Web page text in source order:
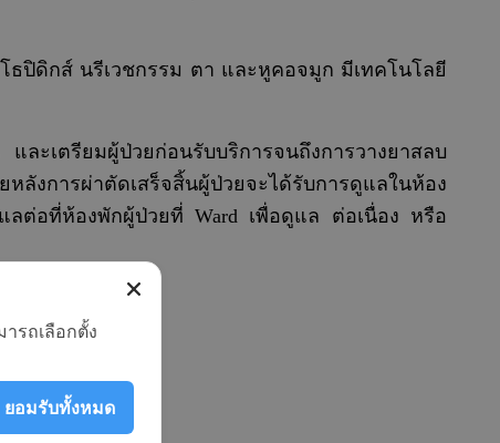
ธปิดิกส์ นรีเวชกรรม ตา และหูคอจมูก มีเทคโนโลยี
ะเตรียมผู้ป่วยก่อนรับบริการจนถึงการวางยาสลบ
ลังการผ่าตัดเสร็จสิ้นผู้ป่วยจะได้รับการดูแลในห้อง
ลต่อที่ห้องพักผู้ป่วยที่ Ward เพื่อดูแล ต่อเนื่อง หรือ
รถเลือกตั้ง
ยอมรับทั้งหมด